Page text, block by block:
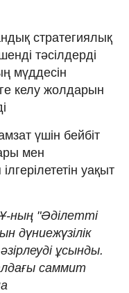
стратегиялық
тәсілдерді
мүддесін
келу жолдарын
үшін бейбіт
мен
уақыт
ның "Әділетті
дүниежүзілік
ұсынды.
саммит